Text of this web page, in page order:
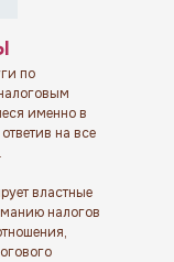
по
именно в
на все
властные
налогов